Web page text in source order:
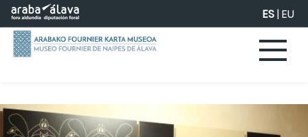
Saltar al contenido principal ES|EU